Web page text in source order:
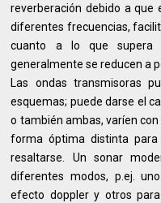
reverberación debido a
diferentes frecuencias,
cuanto a lo que
generalmente se reducen a
Las ondas transmisoras
esquemas; puede darse el
o también ambas, varíen
forma óptima distinta
resaltarse. Un sonar
diferentes modos, p.ej.
efecto doppler y otros